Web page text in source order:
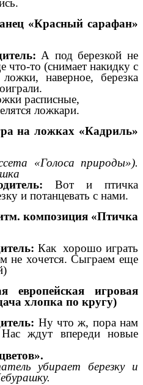
сарафан»
А под березкой не
что-то (снимает накидку с
наверное, березка
расписные,
ложкари.
«Кадриль»
«Голоса природы»).
Вот и птичка
и потанцевать с нами.
«Птичка
Как хорошо играть
не хочется. Сыграем еще
европейская игровая
хлопка по кругу)
Ну что ж, пора нам
ждут впереди новые
убирает березку и